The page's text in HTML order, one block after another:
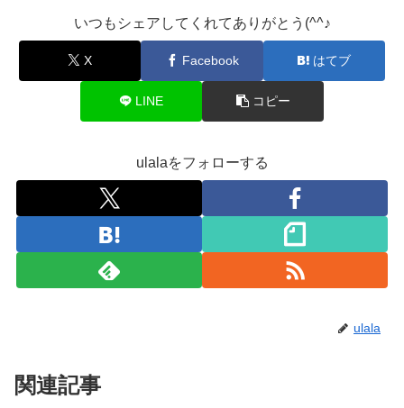
いつもシェアしてくれてありがとう(^^♪
X Facebook はてブ
LINE コピー
ulalaをフォローする
ulala
関連記事